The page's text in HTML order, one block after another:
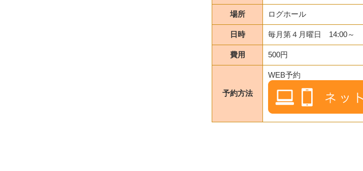
場所 ログホール
日時 毎月第４月曜日 14:00～
費用 500円
予約方法
WEB予約